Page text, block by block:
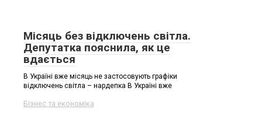
Місяць без відключень світла.
Депутатка пояснила, як це
вдається
В Україні вже місяць не застосовують графіки
відключень світла – нардепка В Україні вже
Бізнес та економіка